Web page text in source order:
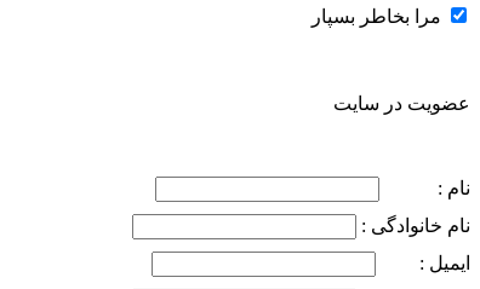
مرا بخاطر بسپار
عضویت در سایت
نام :
نام خانوادگی :
ایمیل :